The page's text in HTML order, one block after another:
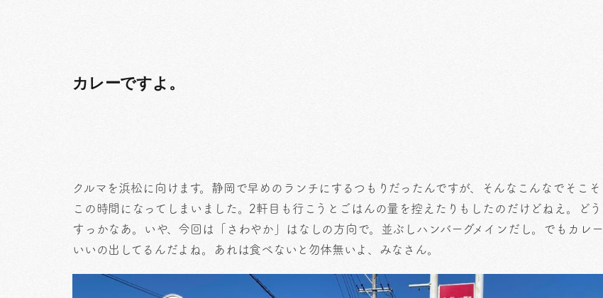
カレーですよ。
クルマを浜松に向けます。静岡で早めのランチにするつもりだったんですが、そんなこんなでそこそ
この時間になってしまいました。2軒目も行こうとごはんの量を控えたりもしたのだけどねえ。どう
すっかなあ。いや、今回は「さわやか」はなしの方向で。並ぶしハンバーグメインだし。でもカレー
いいの出してるんだよね。あれは食べないと勿体無いよ、みなさん。